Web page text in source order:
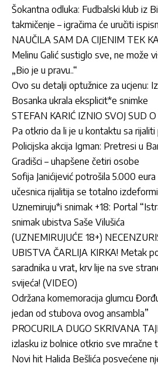
Šokantna odluka: Fudbalski klub iz
takmičenje – igračima će uručiti
NAUČILA SAM DA CIJENIM TEK
Melinu Galić sustiglo sve, ne može
„Bio je u pravu..“
Ovo su detalji optužnice za ucjenu:
Bosanka ukrala eksplicit*e snimke
STEFAN KARIĆ IZNIO SVOJ SUD
Pa otkrio da li je u kontaktu sa rijaliti
Policijska akcija Igman: Pretresi u
Gradišci – uhapšene četiri osobe
Sofija Janićijević potrošila 5.000
učesnica rijalitija se totalno
Uznemiruju*i snimak +18: Portal
snimak ubistva Saše Vilušića
(UZNEMIRUJUĆE 18+)
UBISTVA ČARLIJA KIRKA! Metak
saradnika u vrat, krv lije na sve
svijeća! (VIDEO)
Održana komemoracija glumcu
jedan od stubova ovog ansambla”
PROCURILA DUGO SKRIVANA
izlasku iz bolnice otkrio sve mračne
Novi hit Halida Bešlića posvećene